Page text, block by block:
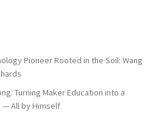
Pioneer Rooted in the Soil: Wang
Turning Maker Education into a
— All by Himself